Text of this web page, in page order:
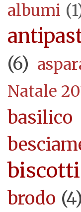
albumi
(6)
Natale
basilico
biscotti
brodo (4)